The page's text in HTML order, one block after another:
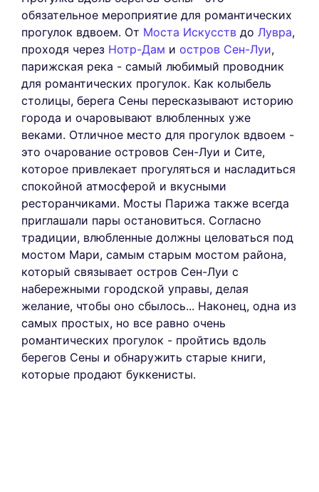
обязательное мероприятие для романтических
прогулок вдвоем. От Моста Искусств до Лувра,
проходя через Нотр-Дам и остров Сен-Луи,
парижская река - самый любимый проводник
для романтических прогулок. Как колыбель
столицы, берега Сены пересказывают историю
города и очаровывают влюбленных уже
веками. Отличное место для прогулок вдвоем -
это очарование островов Сен-Луи и Сите,
которое привлекает прогуляться и насладиться
спокойной атмосферой и вкусными
ресторанчиками. Мосты Парижа также всегда
приглашали пары остановиться. Согласно
традиции, влюбленные должны целоваться под
мостом Мари, самым старым мостом района,
который связывает остров Сен-Луи с
набережными городской управы, делая
желание, чтобы оно сбылось... Наконец, одна из
самых простых, но все равно очень
романтических прогулок - пройтись вдоль
берегов Сены и обнаружить старые книги,
которые продают буккенисты.